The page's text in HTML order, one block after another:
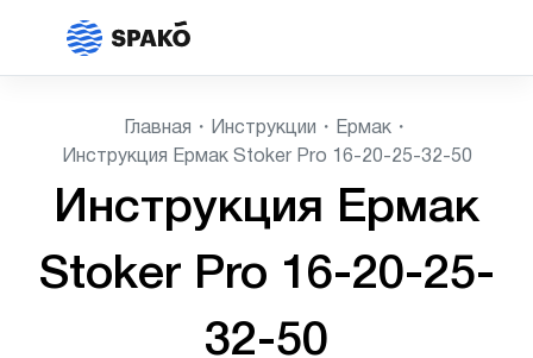
Главная Инструкции
Ермак
Инструкция Ермак Stoker Pro 16-20-25-32-50
Инструкция Ермак
Stoker Pro 16-20-25-
32-50